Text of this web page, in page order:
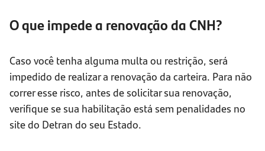
O que impede a renovação da CNH?
Caso você tenha alguma multa ou restrição, será
impedido de realizar a renovação da carteira. Para não
correr esse risco, antes de solicitar sua renovação,
verifique se sua habilitação está sem penalidades no
site do Detran do seu Estado.